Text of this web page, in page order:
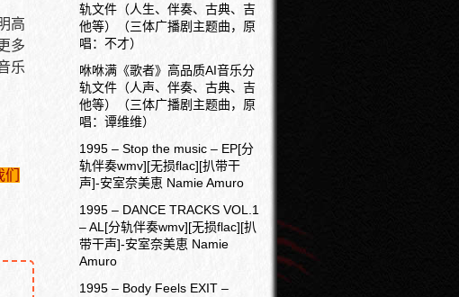
高
多
乐
轨文件（人生、伴奏、古典、吉
他等）（三体广播剧主题曲，原
唱：不才）
咻咻满《歌者》高品质AI音乐分
轨文件（人声、伴奏、古典、吉
他等）（三体广播剧主题曲，原
唱：谭维维）
1995 – Stop the music – EP[分
轨伴奏wmv][无损flac][扒带干
声]-安室奈美恵 Namie Amuro
1995 – DANCE TRACKS VOL.1
– AL[分轨伴奏wmv][无损flac][扒
带干声]-安室奈美恵 Namie
Amuro
1995 – Body Feels EXIT –